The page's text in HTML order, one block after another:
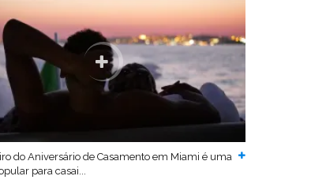
do Aniversário de Casamento em Miami é uma
para casai...